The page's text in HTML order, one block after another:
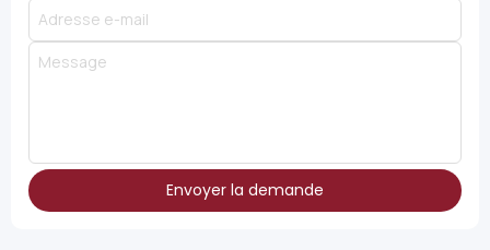
Envoyer la demande